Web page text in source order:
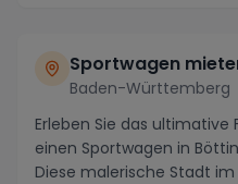
Sportwagen
Baden-Württemberg
Erleben Sie das ultimative
einen Sportwagen in
Diese malerische Stadt im